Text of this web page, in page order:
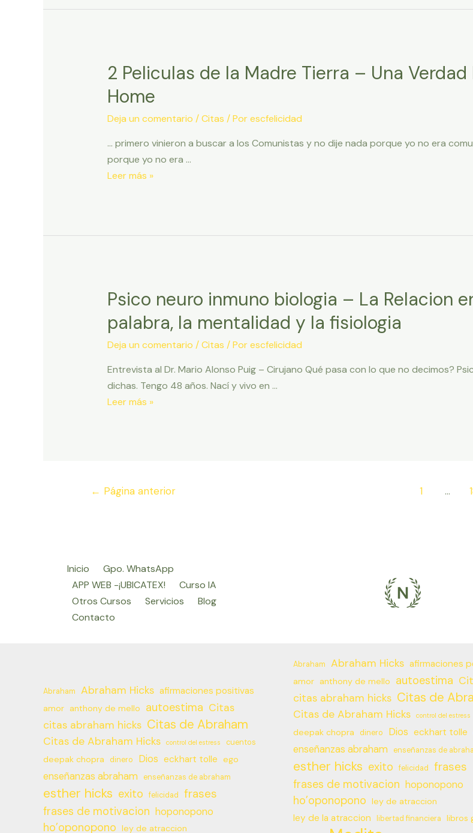
sonrisa
tiene
muchos
para
la
salud
2 Peliculas de la Madre Tierra – Una
Home
Deja un comentario /Citas / Porescfelicidad
… primero vinieron a buscar a los Comunistas y no dije nada porque yo no era
porque yo no era …
2
Madre
Verdad
Incomoda
de
Gore
y
Home
Leer más »
Psico neuro inmuno biologia – La Relacion
palabra, la mentalidad y la fisiologia
Deja un comentario /Citas / Porescfelicidad
Entrevista al Dr. Mario Alonso Puig – Cirujano Qué pasa con lo que no decimos?
dichas. Tengo 48 años. Nací y vivo en …
Psico
Relacion
la
palabra,
mentalidad
Leer más »
Paginación
← Página anterior 1 …
Inicio
Gpo. WhatsApp
APP WEB -¡UBICATEX!
Curso IA
Otros Cursos
Servicios
Blog
Contacto
Abraham Abraham Hicks afirmaciones positivas
amor anthony de mello autoestima Citas
citas abraham hicks Citas de Abraham
Citas de Abraham Hicks control del estress cuentos
deepak chopra dinero Dios eckhart tolle ego
enseñanzas abraham enseñanzas de abraham
esther hicks exito felicidad frases
frases de motivacion hoponopono
ho’oponopono ley de atraccion
Abraham Abraham Hicks afirmaciones
amor anthony de mello autoestima
citas abraham hicks Citas de
Citas de Abraham Hicks control del estress
deepak chopra dinero Dios eckhart tolle
enseñanzas abraham enseñanzas de
esther hicks exito felicidad frases
frases de motivacion hoponopono
ho’oponopono ley de atraccion
ley de la atraccion libertad financiera libros